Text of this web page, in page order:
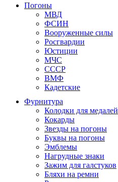
Погоны
МВД
ФСИН
Вооруженные силы
Росгвардии
Юстиции
МЧС
СССР
ВМФ
Кадетские
Фурнитура
Колодки для медалей
Кокарды
Звезды на погоны
Буквы на погоны
Эмблемы
Нагрудные знаки
Зажим для галстуков
Бляхи на ремни